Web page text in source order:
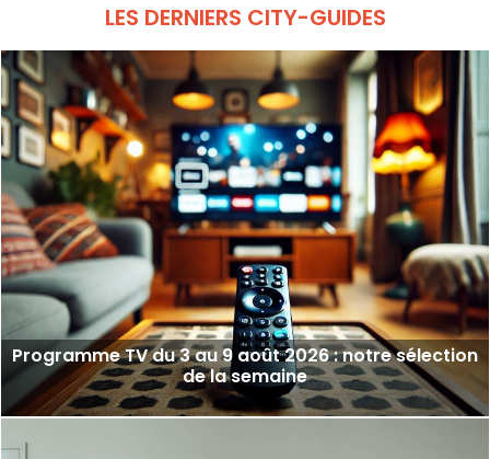
LES DERNIERS CITY-GUIDES
Programme TV du 3 au 9 août 2026 : notre sélection
de la semaine